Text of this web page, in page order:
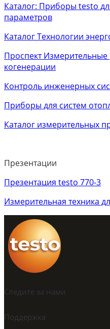
Каталог: Приборы testo
параметров
Каталог Технологии
Проспект
когенерации
Контроль инженерных
Приборы для систем
Каталог измерительных
Презентации
Презентация testo 770-3
Измерительная техника
Следите за нами
Поддержка